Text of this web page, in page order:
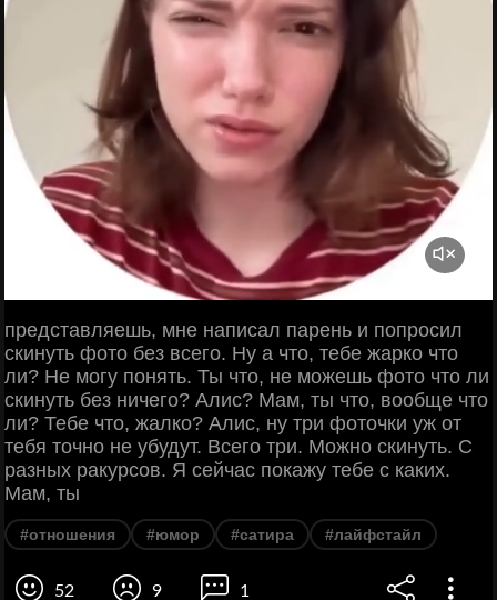
представляешь, мне написал парень и попросил
скинуть фото без всего. Ну а что, тебе жарко что
ли? Не могу понять. Ты что, не можешь фото что ли
скинуть без ничего? Алис? Мам, ты что, вообще что
ли? Тебе что, жалко? Алис, ну три фоточки уж от
тебя точно не убудут. Всего три. Можно скинуть. С
разных ракурсов. Я сейчас покажу тебе с каких.
Мам, ты
#отношения #юмор #сатира #лайфстайл
52 9 1